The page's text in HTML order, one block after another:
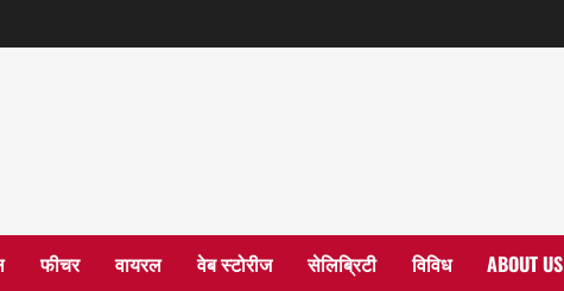
फीचर वायरल वेब स्टोरीज सेलिब्रिटी विविध ABOUT US